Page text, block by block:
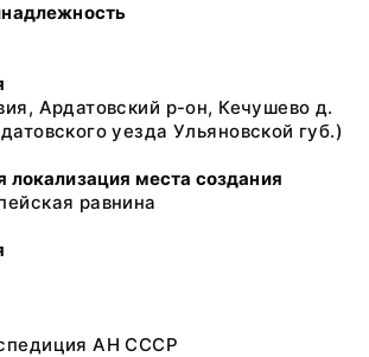
Ардатовский р-он, Кечушево д.
уезда Ульяновской губ.)
локализация места создания
равнина
АН СССР